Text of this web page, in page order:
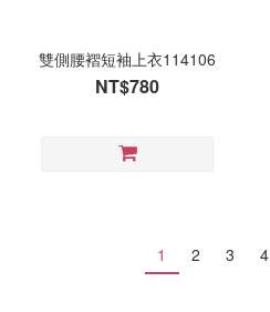
雙側腰褶短袖上衣114106
NT$780
1 2 3 4